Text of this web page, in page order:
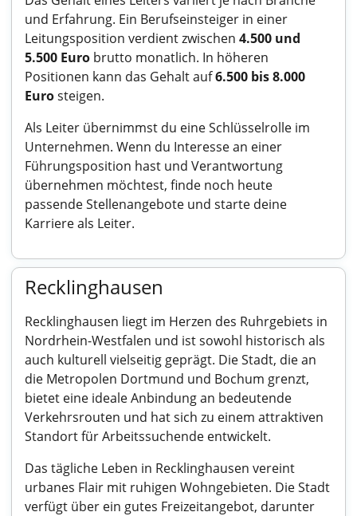
und Erfahrung. Ein Berufseinsteiger in einer
Leitungsposition verdient zwischen 4.500 und
5.500 Euro brutto monatlich. In höheren
Positionen kann das Gehalt auf6.500 bis 8.000
Eurosteigen.
Als Leiter übernimmst du eine Schlüsselrolle im
Unternehmen. Wenn du Interesse an einer
Führungsposition hast und Verantwortung
übernehmen möchtest, finde noch heute
passende Stellenangebote und starte deine
Karriere als Leiter.
Recklinghausen
Recklinghausen liegt im Herzen des Ruhrgebiets in
Nordrhein-Westfalen und ist sowohl historisch als
auch kulturell vielseitig geprägt. Die Stadt, die an
die Metropolen Dortmund und Bochum grenzt,
bietet eine ideale Anbindung an bedeutende
Verkehrsrouten und hat sich zu einem attraktiven
Standort für Arbeitssuchende entwickelt.
Das tägliche Leben in Recklinghausen vereint
urbanes Flair mit ruhigen Wohngebieten. Die Stadt
verfügt über ein gutes Freizeitangebot, darunter